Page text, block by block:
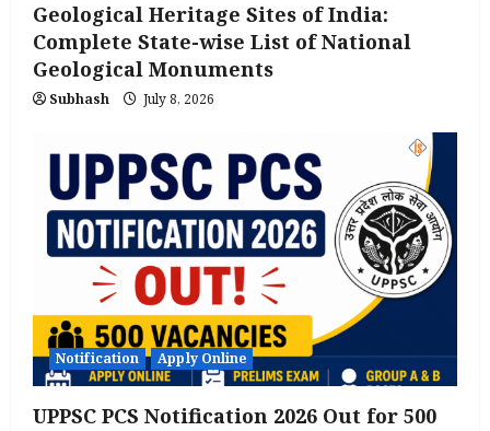
Geological Heritage Sites of India:
Complete State-wise List of National
Geological Monuments
Subhash July 8, 2026
Notification Apply Online
UPPSC PCS Notification 2026 Out for 500